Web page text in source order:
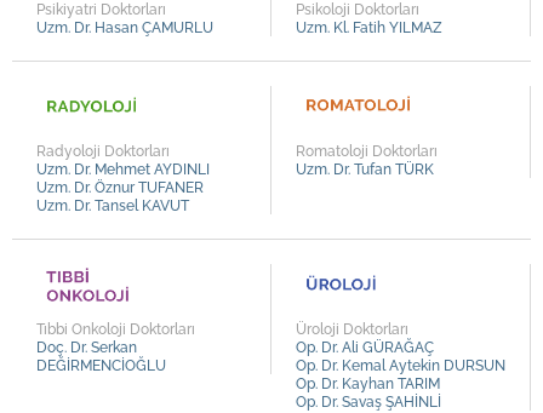
Psikiyatri Doktorları
Uzm. Dr. Hasan ÇAMURLU
Psikoloji Doktorları
Uzm. Kl. Fatih YILMAZ
Radyoloji Doktorları
Uzm. Dr. Mehmet AYDINLI
Uzm. Dr. Öznur TUFANER
Uzm. Dr. Tansel KAVUT
Romatoloji Doktorları
Uzm. Dr. Tufan TÜRK
Tıbbi Onkoloji Doktorları
Doç. Dr. Serkan
DEĞİRMENCİOĞLU
Üroloji Doktorları
Op. Dr. Ali GÜRAĞAÇ
Op. Dr. Kemal Aytekin DURSUN
Op. Dr. Kayhan TARIM
Op. Dr. Savaş ŞAHİNLİ